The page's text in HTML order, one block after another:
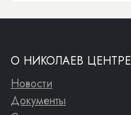
О НИКОЛАЕВ ЦЕНТРЕ
Новости
Документы